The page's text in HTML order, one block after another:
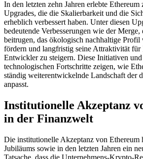
In den letzten zehn Jahren erlebte
Upgrades, die die Skalierbarkeit und die
erheblich verbessert haben. Unter diesen
bedeutende Verbesserungen wie der Merge,
beitrugen, das ökologisch nachhaltige Profil
fördern und langfristig seine Attraktivität für
Entwickler zu steigern. Diese Initiativen
technologischen Fortschritte zeigen, wie
ständig weiterentwickelnde Landschaft der
anpasst.
Institutionelle Akzeptanz
in der Finanzwelt
Die institutionelle Akzeptanz von Ethereum
Jubiläums sowie in den letzten Jahren ein
Tatsache, dass die Unternehmens-Krypto-